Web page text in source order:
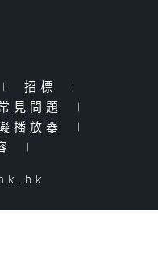
| 招標
|
見問題
|
播放器
|
|